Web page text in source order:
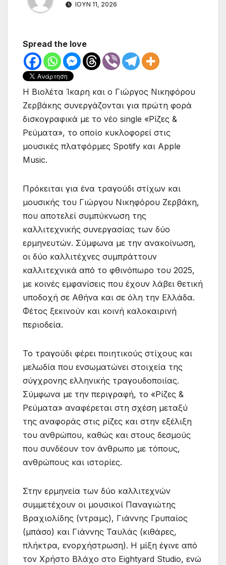
ΙΟΎΝ 11, 2026
Spread the love
Η Βιολέτα Ίκαρη και ο Γιώργος Νικηφόρου
Ζερβάκης συνεργάζονται για πρώτη φορά
δισκογραφικά με το νέο single «Ρίζες &
Ρεύματα», το οποίο κυκλοφορεί στις
μουσικές πλατφόρμες Spotify και Apple
Music.
Πρόκειται για ένα τραγούδι στίχων και
μουσικής του Γιώργου Νικηφόρου Ζερβάκη,
που αποτελεί συμπύκνωση της
καλλιτεχνικής συνεργασίας των δύο
ερμηνευτών. Σύμφωνα με την ανακοίνωση,
οι δύο καλλιτέχνες συμπράττουν
καλλιτεχνικά από το φθινόπωρο του 2025,
με κοινές εμφανίσεις που έχουν λάβει θετική
υποδοχή σε Αθήνα και σε όλη την Ελλάδα.
Φέτος ξεκινούν και κοινή καλοκαιρινή
περιοδεία.
Το τραγούδι φέρει ποιητικούς στίχους και
μελωδία που ενσωματώνει στοιχεία της
σύγχρονης ελληνικής τραγουδοποιίας.
Σύμφωνα με την περιγραφή, το «Ρίζες &
Ρεύματα» αναφέρεται στη σχέση μεταξύ
της αναφοράς στις ρίζες και στην εξέλιξη
του ανθρώπου, καθώς και στους δεσμούς
που συνδέουν τον άνθρωπο με τόπους,
ανθρώπους και ιστορίες.
Στην ερμηνεία των δύο καλλιτεχνών
συμμετέχουν οι μουσικοί Παναγιώτης
Βραχιολίδης (ντραμς), Γιάννης Γρυπαίος
(μπάσο) και Γιάννης Ταυλάς (κιθάρες,
πλήκτρα, ενορχήστρωση). Η μίξη έγινε από
τον Χρήστο Βλάχο στο Eightyard Studio, ενώ